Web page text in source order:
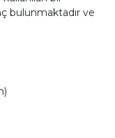
bulunmaktadır ve